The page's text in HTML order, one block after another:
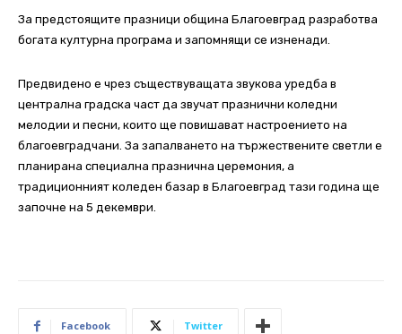
За предстоящите празници община Благоевград разработва
богата културна програма и запомнящи се изненади.
Предвидено е чрез съществуващата звукова уредба в
централна градска част да звучат празнични коледни
мелодии и песни, които ще повишават настроението на
благоевградчани. За запалването на тържествените светли е
планирана специална празнична церемония, а
традиционният коледен базар в Благоевград тази година ще
започне на 5 декември.
Facebook Twitter